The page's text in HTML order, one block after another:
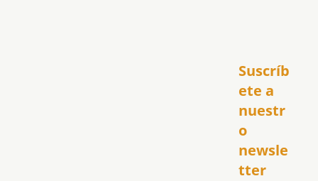
Suscríb
ete a
nuestr
o
newsle
tter